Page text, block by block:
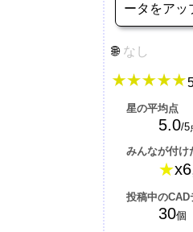
ータをアッ
なし
星の平均点
5.0/5
みんなが付け
★
投稿中のCAD
30個